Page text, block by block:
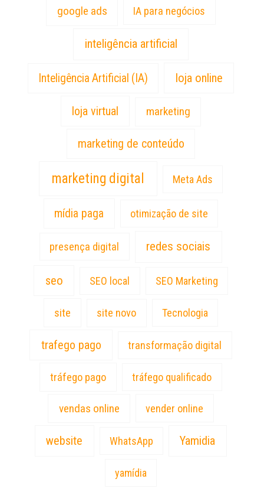
google ads IA para negócios
inteligência artificial
Inteligência Artificial (IA) loja online
loja virtual marketing
marketing de conteúdo
marketing digital Meta Ads
mídia paga otimização de site
presença digital redes sociais
seo SEO local SEO Marketing
site site novo Tecnologia
trafego pago transformação digital
tráfego pago tráfego qualificado
vendas online vender online
website WhatsApp Yamidia
yamídia